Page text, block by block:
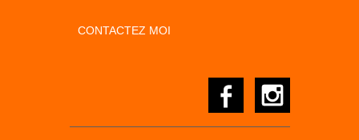
CONTACTEZ MOI